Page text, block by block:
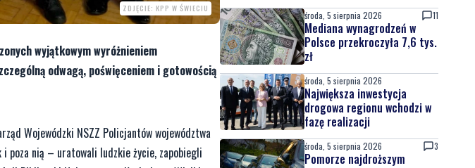
ZDJĘCIE: KPP W ŚWIECIU
wyjątkowym wyróżnieniem
odwagą, poświęceniem i gotowością
Wojewódzki NSZZ Policjantów województwa
poza nią – uratowali ludzkie życie, zapobiegli
środa, 5 sierpnia 2026 11
Mediana wynagrodzeń w
Polsce przekroczyła 7,6 tys.
zł
środa, 5 sierpnia 2026
Największa inwestycja
drogowa regionu wchodzi w
fazę realizacji
środa, 5 sierpnia 2026 3
Pomorze najdroższym